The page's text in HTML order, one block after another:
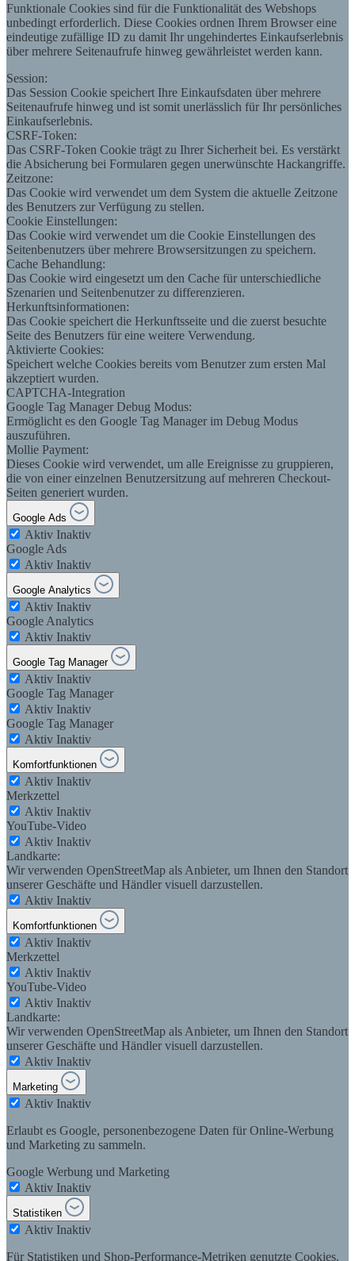
Funktionale Cookies sind für die Funktionalität des Webshops
unbedingt erforderlich. Diese Cookies ordnen Ihrem Browser eine
eindeutige zufällige ID zu damit Ihr ungehindertes Einkaufserlebnis
über mehrere Seitenaufrufe hinweg gewährleistet werden kann.
Session:
Das Session Cookie speichert Ihre Einkaufsdaten über mehrere
Seitenaufrufe hinweg und ist somit unerlässlich für Ihr persönliches
Einkaufserlebnis.
CSRF-Token:
Das CSRF-Token Cookie trägt zu Ihrer Sicherheit bei. Es verstärkt
die Absicherung bei Formularen gegen unerwünschte Hackangriffe.
Zeitzone:
Das Cookie wird verwendet um dem System die aktuelle Zeitzone
des Benutzers zur Verfügung zu stellen.
Cookie Einstellungen:
Das Cookie wird verwendet um die Cookie Einstellungen des
Seitenbenutzers über mehrere Browsersitzungen zu speichern.
Cache Behandlung:
Das Cookie wird eingesetzt um den Cache für unterschiedliche
Szenarien und Seitenbenutzer zu differenzieren.
Herkunftsinformationen:
Das Cookie speichert die Herkunftsseite und die zuerst besuchte
Seite des Benutzers für eine weitere Verwendung.
Aktivierte Cookies:
Speichert welche Cookies bereits vom Benutzer zum ersten Mal
akzeptiert wurden.
CAPTCHA-Integration
Google Tag Manager Debug Modus:
Ermöglicht es den Google Tag Manager im Debug Modus
auszuführen.
Mollie Payment:
Dieses Cookie wird verwendet, um alle Ereignisse zu gruppieren,
die von einer einzelnen Benutzersitzung auf mehreren Checkout-
Seiten generiert wurden.
Google Ads
Aktiv Inaktiv
Google Ads
Aktiv Inaktiv
Google Analytics
Aktiv Inaktiv
Google Analytics
Aktiv Inaktiv
Google Tag Manager
Aktiv Inaktiv
Google Tag Manager
Aktiv Inaktiv
Google Tag Manager
Aktiv Inaktiv
Komfortfunktionen
Aktiv Inaktiv
Merkzettel
Aktiv Inaktiv
YouTube-Video
Aktiv Inaktiv
Landkarte:
Wir verwenden OpenStreetMap als Anbieter, um Ihnen den Standort
unserer Geschäfte und Händler visuell darzustellen.
Aktiv Inaktiv
Komfortfunktionen
Aktiv Inaktiv
Merkzettel
Aktiv Inaktiv
YouTube-Video
Aktiv Inaktiv
Landkarte:
Wir verwenden OpenStreetMap als Anbieter, um Ihnen den Standort
unserer Geschäfte und Händler visuell darzustellen.
Aktiv Inaktiv
Marketing
Aktiv Inaktiv
Erlaubt es Google, personenbezogene Daten für Online-Werbung
und Marketing zu sammeln.
Google Werbung und Marketing
Aktiv Inaktiv
Statistiken
Aktiv Inaktiv
Für Statistiken und Shop-Performance-Metriken genutzte Cookies.